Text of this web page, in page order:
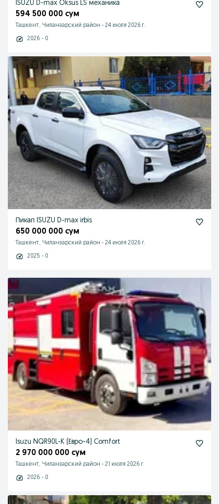
ISUZU D-max Oksus LS механика
594 500 000 сум
Ташкент, Чиланзарский район - 24 июля 2026 г.
2026 - 0
Пикап ISUZU D-max irbis
650 000 000 сум
Ташкент, Чиланзарский район - 24 июля 2026 г.
2025 - 0
Isuzu NQR90L-K (Евро-4) Comfort
2 970 000 000 сум
Ташкент, Чиланзарский район - 21 июля 2026 г.
2026 - 0